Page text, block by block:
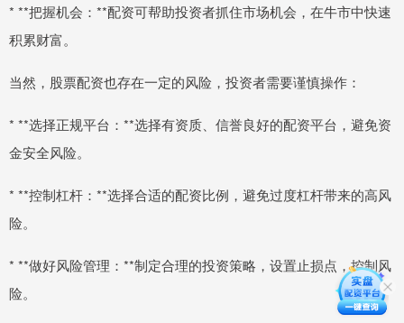
* **把握机会：**配资可帮助投资者抓住市场机会，在牛市中快速
积累财富。
当然，股票配资也存在一定的风险，投资者需要谨慎操作：
* **选择正规平台：**选择有资质、信誉良好的配资平台，避免资
金安全风险。
* **控制杠杆：**选择合适的配资比例，避免过度杠杆带来的高风
险。
* **做好风险管理：**制定合理的投资策略，设置止损点，控制风
险。